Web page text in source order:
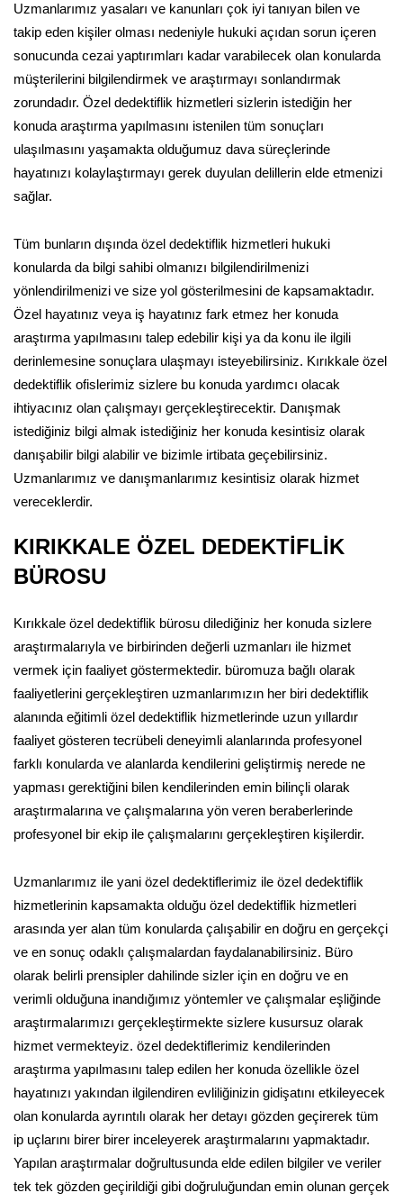
Uzmanlarımız yasaları ve kanunları çok iyi tanıyan bilen ve
takip eden kişiler olması nedeniyle hukuki açıdan sorun içeren
sonucunda cezai yaptırımları kadar varabilecek olan konularda
müşterilerini bilgilendirmek ve araştırmayı sonlandırmak
zorundadır. Özel dedektiflik hizmetleri sizlerin istediğin her
konuda araştırma yapılmasını istenilen tüm sonuçları
ulaşılmasını yaşamakta olduğumuz dava süreçlerinde
hayatınızı kolaylaştırmayı gerek duyulan delillerin elde etmenizi
sağlar.
Tüm bunların dışında özel dedektiflik hizmetleri hukuki
konularda da bilgi sahibi olmanızı bilgilendirilmenizi
yönlendirilmenizi ve size yol gösterilmesini de kapsamaktadır.
Özel hayatınız veya iş hayatınız fark etmez her konuda
araştırma yapılmasını talep edebilir kişi ya da konu ile ilgili
derinlemesine sonuçlara ulaşmayı isteyebilirsiniz. Kırıkkale özel
dedektiflik ofislerimiz sizlere bu konuda yardımcı olacak
ihtiyacınız olan çalışmayı gerçekleştirecektir. Danışmak
istediğiniz bilgi almak istediğiniz her konuda kesintisiz olarak
danışabilir bilgi alabilir ve bizimle irtibata geçebilirsiniz.
Uzmanlarımız ve danışmanlarımız kesintisiz olarak hizmet
vereceklerdir.
KIRIKKALE ÖZEL DEDEKTİFLİK
BÜROSU
Kırıkkale özel dedektiflik bürosu dilediğiniz her konuda sizlere
araştırmalarıyla ve birbirinden değerli uzmanları ile hizmet
vermek için faaliyet göstermektedir. büromuza bağlı olarak
faaliyetlerini gerçekleştiren uzmanlarımızın her biri dedektiflik
alanında eğitimli özel dedektiflik hizmetlerinde uzun yıllardır
faaliyet gösteren tecrübeli deneyimli alanlarında profesyonel
farklı konularda ve alanlarda kendilerini geliştirmiş nerede ne
yapması gerektiğini bilen kendilerinden emin bilinçli olarak
araştırmalarına ve çalışmalarına yön veren beraberlerinde
profesyonel bir ekip ile çalışmalarını gerçekleştiren kişilerdir.
Uzmanlarımız ile yani özel dedektiflerimiz ile özel dedektiflik
hizmetlerinin kapsamakta olduğu özel dedektiflik hizmetleri
arasında yer alan tüm konularda çalışabilir en doğru en gerçekçi
ve en sonuç odaklı çalışmalardan faydalanabilirsiniz. Büro
olarak belirli prensipler dahilinde sizler için en doğru ve en
verimli olduğuna inandığımız yöntemler ve çalışmalar eşliğinde
araştırmalarımızı gerçekleştirmekte sizlere kusursuz olarak
hizmet vermekteyiz. özel dedektiflerimiz kendilerinden
araştırma yapılmasını talep edilen her konuda özellikle özel
hayatınızı yakından ilgilendiren evliliğinizin gidişatını etkileyecek
olan konularda ayrıntılı olarak her detayı gözden geçirerek tüm
ip uçlarını birer birer inceleyerek araştırmalarını yapmaktadır.
Yapılan araştırmalar doğrultusunda elde edilen bilgiler ve veriler
tek tek gözden geçirildiği gibi doğruluğundan emin olunan gerçek